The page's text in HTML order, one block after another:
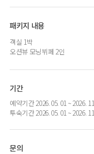
패키지 내용
객실 1박
오션뷰 모닝뷔페 2인
기간
예약기간 2026. 05. 01 ~ 2026.
투숙기간 2026. 05. 01 ~ 2026.
문의